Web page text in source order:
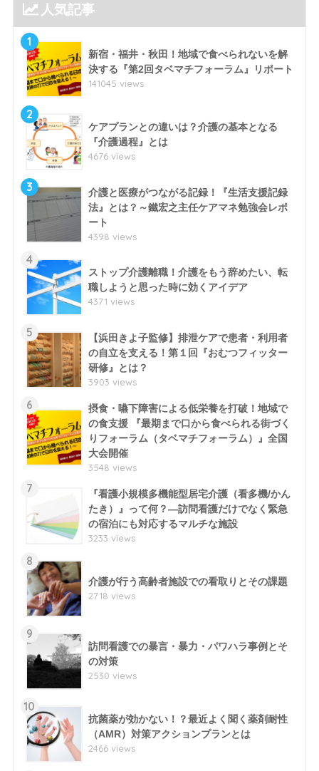
人気記事
1
新宿・福井・秋田！地域で食べられないを解
決する『第2回タベマチフォーラム』リポート
141045 views
2
ケアプランとの違いは？介護の基本となる
『介護過程』とは
4676 views
3
介護と医療がつながる記録！『生活支援記録
法』とは？～鐵宏之主任ケアマネ勉強会レポ
ート
4398 views
4
ストップ介護離職！介護をもう辞めたい、転
職しようと思った時に効くアイデア
4371 views
5
【浜田きよ子監修】排泄ケアで患者・利用者
の自立を支える！第１回『おむつフィッター
研修』とは？
3903 views
6
摂食・嚥下障害による低栄養を打破！地域で
の食支援 『最期まで口から食べられる街づく
りフォーラム（タベマチフォーラム）』全国
大会開催
3548 views
7
『看護小規模多機能型居宅介護（看多機/かん
たき）』って何？―訪問看護だけでなく緊急
の宿泊にも対応するマルチな施設
3233 views
8
介護が行う高齢者施設での看取りとその課題
2718 views
9
訪問看護での暴言・暴力・パワハラ事例とそ
の対策
2530 views
10
抗菌薬が効かない！？最近よく聞く薬剤耐性
（AMR）対策アクションプランとは
2466 views